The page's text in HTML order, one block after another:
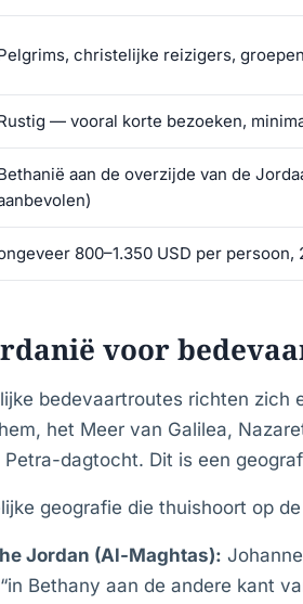
christelijke reizigers,
— vooral korte bezoeken,
aan de overzijde van de
800–1.350 USD per
voor
bedevaartroutes richten
het Meer van Galilea,
Petra-dagtocht. Dit is een
geografie die thuishoort op
Jordan (Al-Maghtas):
Bethany aan de andere kant